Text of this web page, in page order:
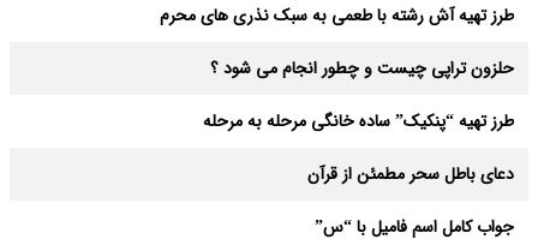
طرز تهیه آش رشته با طعمی به سبک نذری های محرم
حلزون تراپی چیست و چطور انجام می شود ؟
طرز تهیه “پنکیک” ساده خانگی مرحله به مرحله
دعای باطل سحر مطمئن از قرآن
جواب کامل اسم فامیل با “س”